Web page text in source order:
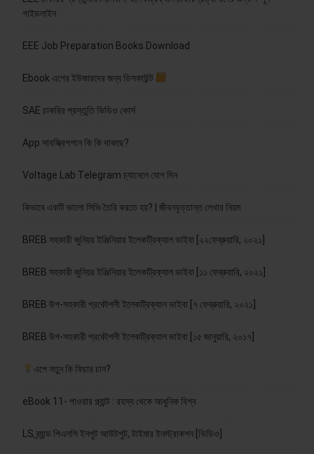
গাইডলাইন
EEE Job Preparation Books Download
Ebook এপের ইউজারদের জন্য ডিসকাউন্ট
SAE চাকরির প্রস্তুতি ভিডিও কোর্স
App সাবস্ক্রিপশনে কি কি থাকছে?
Voltage Lab Telegram চ্যানেলে যোগ দিন
কিভাবে একটি ভালো সিভি তৈরি করতে হয়? | জীবনবৃত্তান্ত লেখার নিয়ম
BREB সহকারী জুনিয়র ইঞ্জিনিয়ার ইলেকট্রিক্যাল ভাইবা [২২ফেব্রুয়ারি, ২০২১]
BREB সহকারী জুনিয়র ইঞ্জিনিয়ার ইলেকট্রিক্যাল ভাইবা [১১ ফেব্রুয়ারি, ২০২১]
BREB উপ-সহকারী প্রকৌশলী ইলেকট্রিক্যাল ভাইবা [৭ ফেব্রুয়ারি, ২০২১]
BREB উপ-সহকারী প্রকৌশলী ইলেকট্রিক্যাল ভাইবা [১৫ জানুয়ারি, ২০১৭]
এপে নতুন কি ফিচার চান?
eBook 11- পাওয়ার প্ল্যান্ট : রহস্য থেকে আধুনিক বিশ্ব
LS ব্র্যান্ড পিএলসি ইনপুট আউটপুট, টাইমার ইনস্ট্রাকশন [ভিডিও]